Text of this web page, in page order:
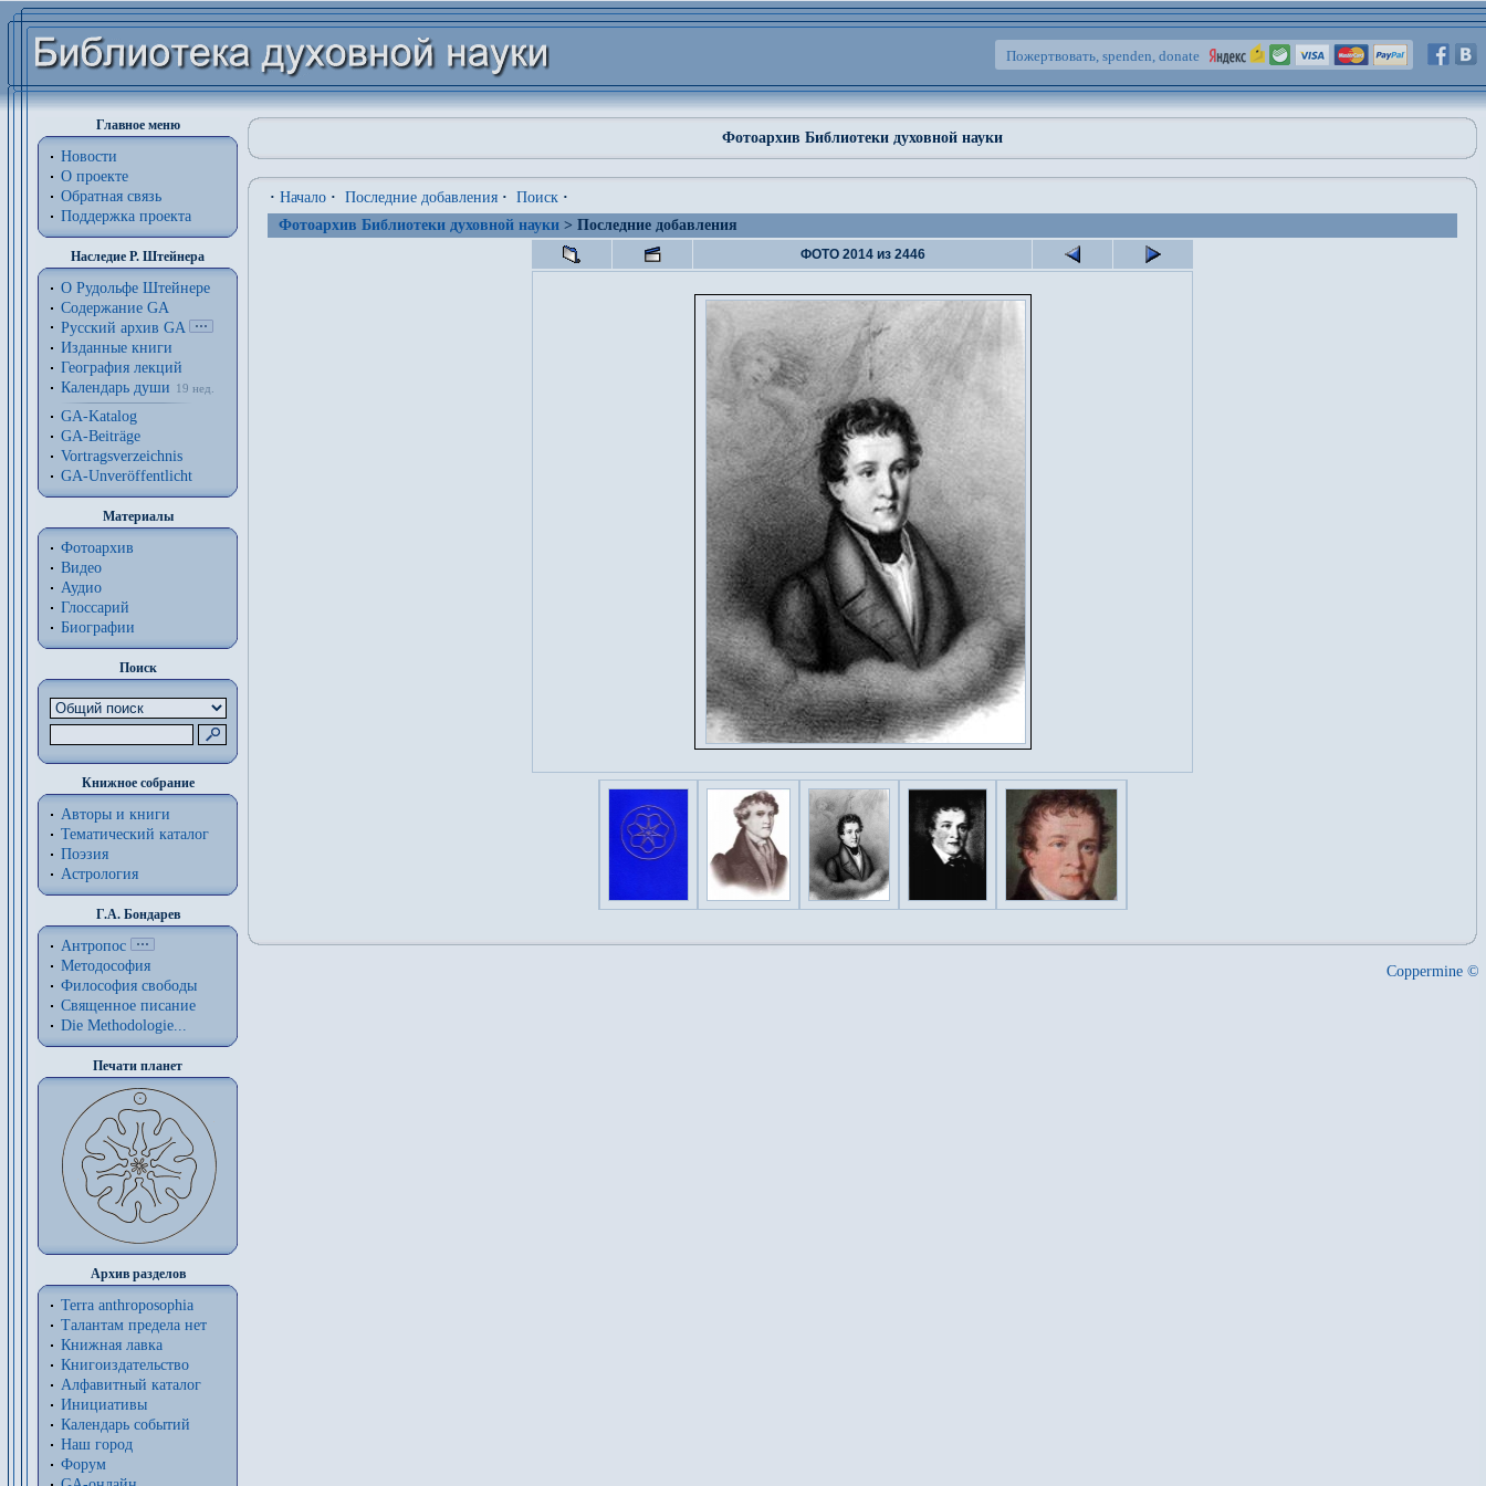
Пожертвовать, spenden, donate
Главное меню
Новости
О проекте
Обратная связь
Поддержка проекта
Наследие Р. Штейнера
О Рудольфе Штейнере
Содержание GA
Русский архив GA
Изданные книги
География лекций
Календарь души
19 нед.
GA-Katalog
GA-Beiträge
Vortragsverzeichnis
GA-Unveröffentlicht
Материалы
Фотоархив
Видео
Аудио
Глоссарий
Биографии
Поиск
Книжное собрание
Авторы и книги
Тематический каталог
Поэзия
Астрология
Г.А. Бондарев
Антропос
Методософия
Философия cвободы
Священное писание
Die Methodologie...
Печати планет
Архив разделов
Terra anthroposophia
Талантам предела нет
Книжная лавка
Книгоиздательство
Алфавитный каталог
Инициативы
Календарь событий
Наш город
Форум
Фотоархив Библиотеки духовной науки
· Начало · Последние добавления · Поиск ·
Фотоархив Библиотеки духовной науки > Последние добавления
ФОТО 2014 из 2446
Coppermine ©